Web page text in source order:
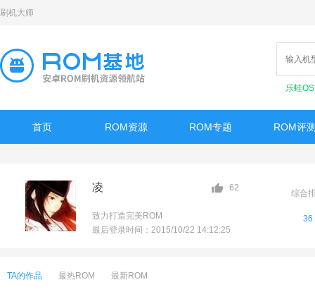
刷机大师
乐蛙
首页 ROM资源 ROM专题 ROM评
凌 62
致力打造完美ROM
最后登录时间：2015/10/22 14:12:25
综合
36
TA的作品 最热ROM 最新ROM